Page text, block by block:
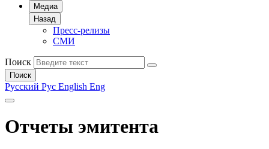
Медиа
Назад
Пресс-релизы
СМИ
Поиск
Поиск
Русский Рус English Eng
Отчеты эмитента